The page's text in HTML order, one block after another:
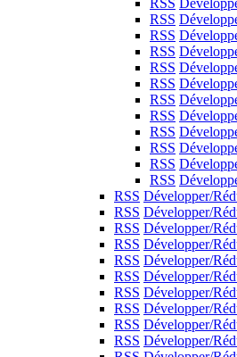
RSS
RSS
RSS
RSS
RSS
RSS
RSS
RSS
RSS
RSS
RSS
RSS Développer/
RSS Développer/
RSS Développer/
RSS Développer/
RSS Développer/
RSS Développer/
RSS Développer/
RSS Développer/
RSS Développer/
RSS Développer/